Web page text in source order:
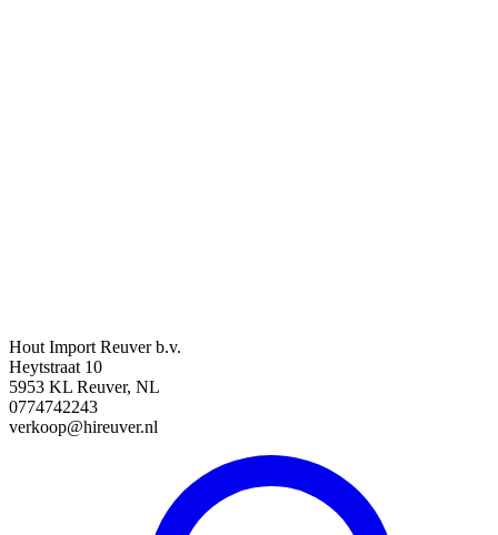
Hout Import Reuver b.v.
Heytstraat 10
5953 KL Reuver, NL
0774742243
verkoop@hireuver.nl